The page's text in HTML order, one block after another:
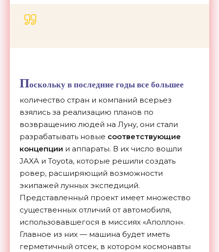
Поскольку в последние годы все большее
количество стран и компаний всерьез
взялись за реализацию планов по
возвращению людей на Луну, они стали
разрабатывать новые соответствующие
концепции и аппараты. В их число вошли
JAXA и Toyota, которые решили создать
ровер, расширяющий возможности
экипажей лунных экспедиций.
Представленный проект имеет множество
существенных отличий от автомобиля,
использовавшегося в миссиях «Аполлон».
Главное из них — машина будет иметь
герметичный отсек, в котором космонавты